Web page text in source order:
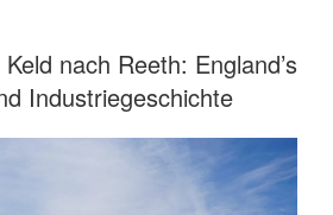
nach Reeth: England’s
Industriegeschichte